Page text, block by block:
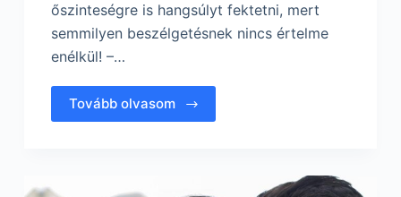
őszinteségre is hangsúlyt fektetni, mert
semmilyen beszélgetésnek nincs értelme
enélkül! –…
Tovább olvasom